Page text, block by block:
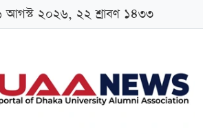
আগস্ট ২০২৬, ২২ শ্রাবণ ১৪৩৩